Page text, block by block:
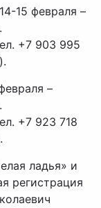
15 февраля –
+7 903 995
–
+7 923 718
ладья» и
регистрация